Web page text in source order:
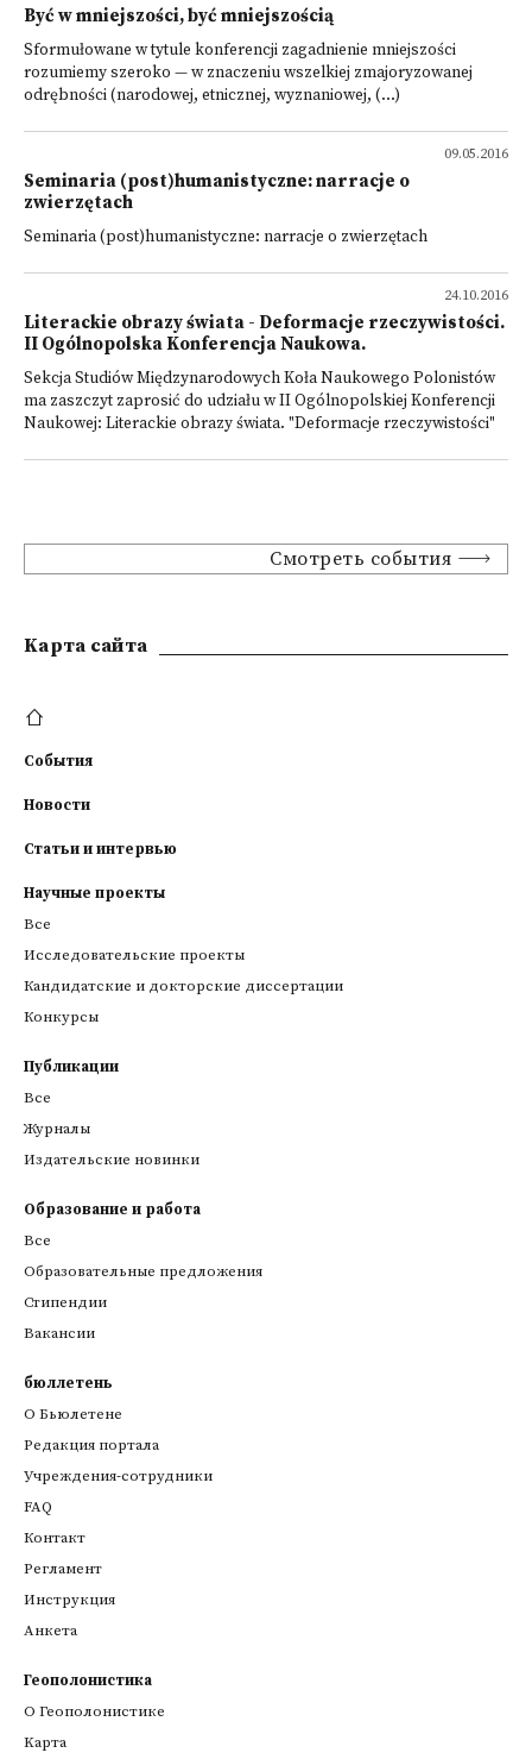
Być w mniejszości, być mniejszością
Sformułowane w tytule konferencji zagadnienie mniejszości
rozumiemy szeroko — w znaczeniu wszelkiej zmajoryzowanej
odrębności (narodowej, etnicznej, wyznaniowej, (...)
09.05.2016
Seminaria (post)humanistyczne: narracje o
zwierzętach
Seminaria (post)humanistyczne: narracje o zwierzętach
24.10.2016
Literackie obrazy świata - Deformacje rzeczywistości.
II Ogólnopolska Konferencja Naukowa.
Sekcja Studiów Międzynarodowych Koła Naukowego Polonistów
ma zaszczyt zaprosić do udziału w II Ogólnopolskiej Konferencji
Naukowej: Literackie obrazy świata. "Deformacje rzeczywistości"
Смотреть события
Kарта сайта
События
Новости
Статьи и интервью
Научные проекты
Все
Исследовательские проекты
Кандидатские и докторские диссертации
Конкурсы
Публикации
Все
Журналы
Издательские новинки
Образование и работа
Все
Образовательные предложения
Стипендии
Вакансии
бюллетень
О Бьюлетене
Редакция портала
Учреждения-сотрудники
FAQ
Контакт
Регламент
Инструкция
Анкета
Геополонистика
О Геополонистике
Kарта